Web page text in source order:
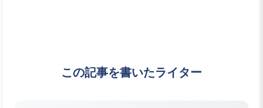
この記事を書いたライター